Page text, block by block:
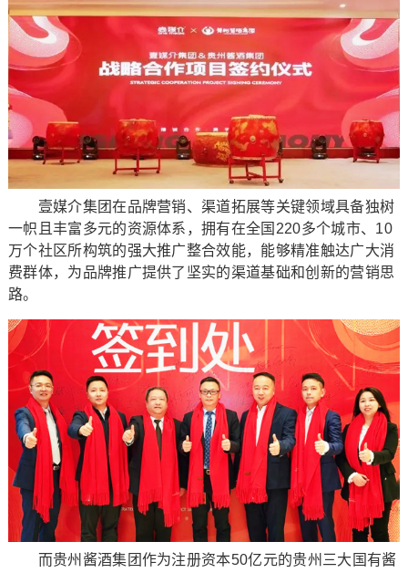
壹媒介集团在品牌营销、渠道拓展等关键领域具备独树
一帜且丰富多元的资源体系，拥有在全国220多个城市、10
万个社区所构筑的强大推广整合效能，能够精准触达广大消
费群体，为品牌推广提供了坚实的渠道基础和创新的营销思
路。
而贵州酱酒集团作为注册资本50亿元的贵州三大国有酱